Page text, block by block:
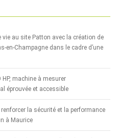
au site Patton avec la création de
en-Champagne dans le cadre d’une
HP, machine à mesurer
éprouvée et accessible
la sécurité et la performance
à Maurice